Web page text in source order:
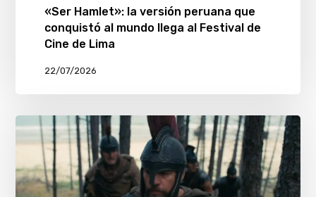
«Ser Hamlet»: la versión peruana que
conquistó al mundo llega al Festival de
Cine de Lima
22/07/2026